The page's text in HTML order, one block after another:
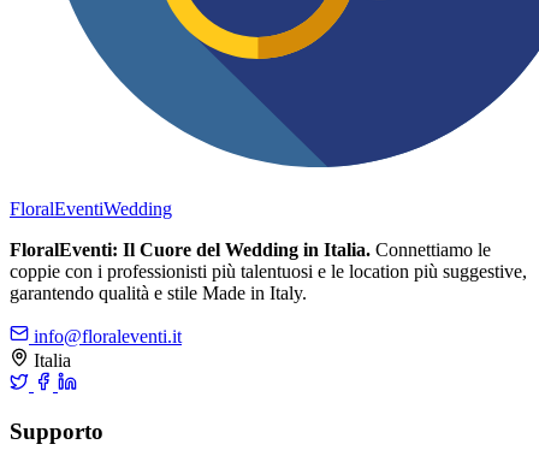
FloralEventiWedding
FloralEventi: Il Cuore del Wedding in Italia. Connettiamo le
coppie con i professionisti più talentuosi e le location più suggestive,
garantendo qualità e stile Made in Italy.
info@floraleventi.it
Italia
Supporto